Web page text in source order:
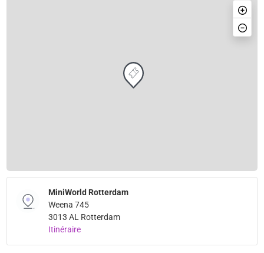
MiniWorld Rotterdam
Weena 745
3013 AL Rotterdam
Itinéraire